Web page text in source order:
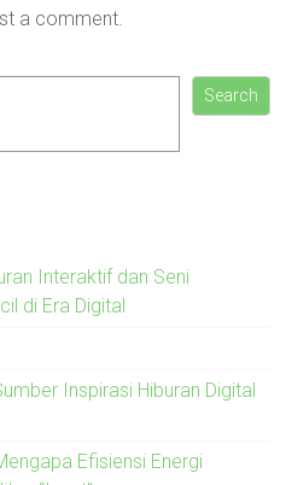
a comment.
Search
Interaktif dan Seni
di Era Digital
Inspirasi Hiburan Digital
Efisiensi Energi